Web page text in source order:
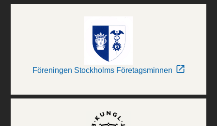
Föreningen Stockholms Företagsminnen